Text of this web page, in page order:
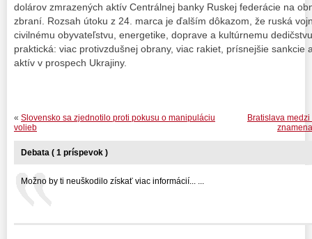
dolárov zmrazených aktív Centrálnej banky Ruskej federácie na
zbraní. Rozsah útoku z 24. marca je ďalším dôkazom, že ruská
civilnému obyvateľstvu, energetike, doprave a kultúrnemu
praktická: viac protivzdušnej obrany, viac rakiet, prísnejšie sankcie
aktív v prospech Ukrajiny.
Bratislava
« Slovensko sa zjednotilo proti pokusu o manipuláciu
volieb
Debata ( 1 príspevok )
Možno by ti neuškodilo získať viac informácií... ...